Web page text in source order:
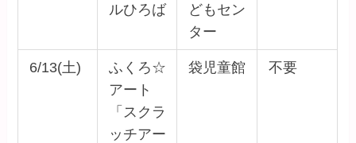
ルひろば
どもセン
ター
6/13(土)
ふくろ☆
アート
「スクラ
ッチアー
袋児童館 不要